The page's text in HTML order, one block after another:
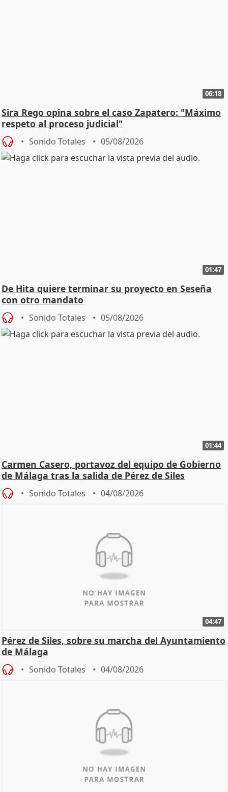
06:18
Sira Rego opina sobre el caso Zapatero: "Máximo
respeto al proceso judicial"
Sonido Totales 05/08/2026
01:47
De Hita quiere terminar su proyecto en Seseña
con otro mandato
Sonido Totales 05/08/2026
01:44
Carmen Casero, portavoz del equipo de Gobierno
de Málaga tras la salida de Pérez de Siles
Sonido Totales 04/08/2026
04:47
Pérez de Siles, sobre su marcha del Ayuntamiento
de Málaga
Sonido Totales 04/08/2026